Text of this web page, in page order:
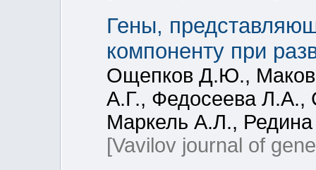
Гены,
компоненту при
Ощепков Д.Ю.,
А.Г., Федосеева
Маркель А.Л.,
[Vavilov journal of